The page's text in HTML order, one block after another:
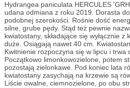
Hydrangea paniculata HERCULES
udana odmiana z roku 2019. Dorasta
podobnej szerokości. Rośnie dość
silne, grube pędy. Stąd też pewnie
kwiatostany, składające się wyłącznie z
duże. Osiągają nawet 40 cm.
Kwitnienie rozpoczyna się w lipcu i trwa
Początkowo limonkowozielone, potem
pozostają zielonkawe. Pod koniec lata
kwiatostany zasychają na krzewie są
Liście owalne, ciemnozielone, po obu